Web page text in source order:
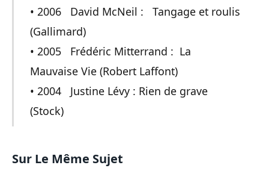
• 2006 David McNeil : Tangage et roulis
(Gallimard)
• 2005 Frédéric Mitterrand : La
Mauvaise Vie (Robert Laffont)
• 2004 Justine Lévy : Rien de grave
(Stock)
Sur Le Même Sujet